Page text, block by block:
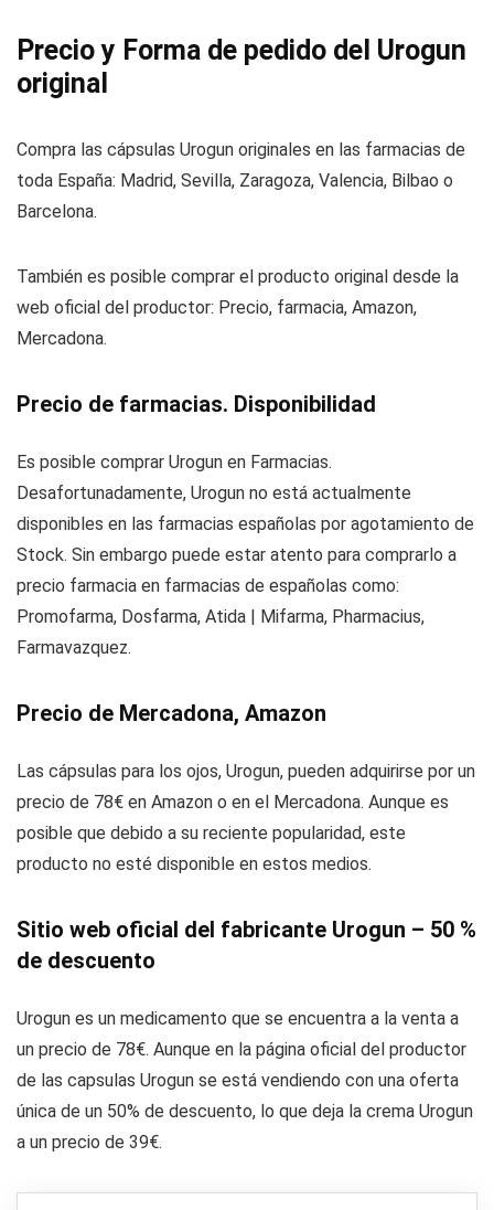
Precio y Forma de pedido del Urogun
original
Compra las cápsulas Urogun originales en las farmacias de
toda España: Madrid, Sevilla, Zaragoza, Valencia, Bilbao o
Barcelona.
También es posible comprar el producto original desde la
web oficial del productor: Precio, farmacia, Amazon,
Mercadona.
Precio de farmacias. Disponibilidad
Es posible comprar Urogun en Farmacias.
Desafortunadamente, Urogun no está actualmente
disponibles en las farmacias españolas por agotamiento de
Stock. Sin embargo puede estar atento para comprarlo a
precio farmacia en farmacias de españolas como:
Promofarma, Dosfarma, Atida | Mifarma, Pharmacius,
Farmavazquez.
Precio de Mercadona, Amazon
Las cápsulas para los ojos, Urogun, pueden adquirirse por un
precio de 78€ en Amazon o en el Mercadona. Aunque es
posible que debido a su reciente popularidad, este
producto no esté disponible en estos medios.
Sitio web oficial del fabricante Urogun – 50 %
de descuento
Urogun es un medicamento que se encuentra a la venta a
un precio de 78€. Aunque en la página oficial del productor
de las capsulas Urogun se está vendiendo con una oferta
única de un 50% de descuento, lo que deja la crema Urogun
a un precio de 39€.